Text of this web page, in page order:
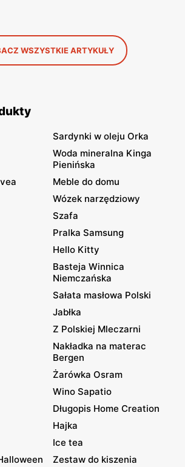
WSZYSTKIE ARTYKUŁY
Sardynki w oleju Orka
Woda mineralna Kinga
Pienińska
Meble do domu
Wózek narzędziowy
Szafa
Pralka Samsung
Hello Kitty
Basteja Winnica
Niemczańska
Sałata masłowa Polski
Jabłka
Z Polskiej Mleczarni
Nakładka na materac
Bergen
Żarówka Osram
Wino Sapatio
Długopis Home Creation
Hajka
Ice tea
Zestaw do kiszenia